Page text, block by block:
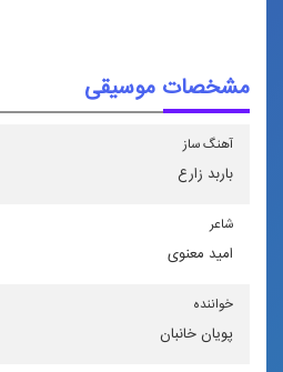
مشخصات موسیقی
آهنگ ساز
باربد زارع
شاعر
امید معنوی
خواننده
پویان خانبان